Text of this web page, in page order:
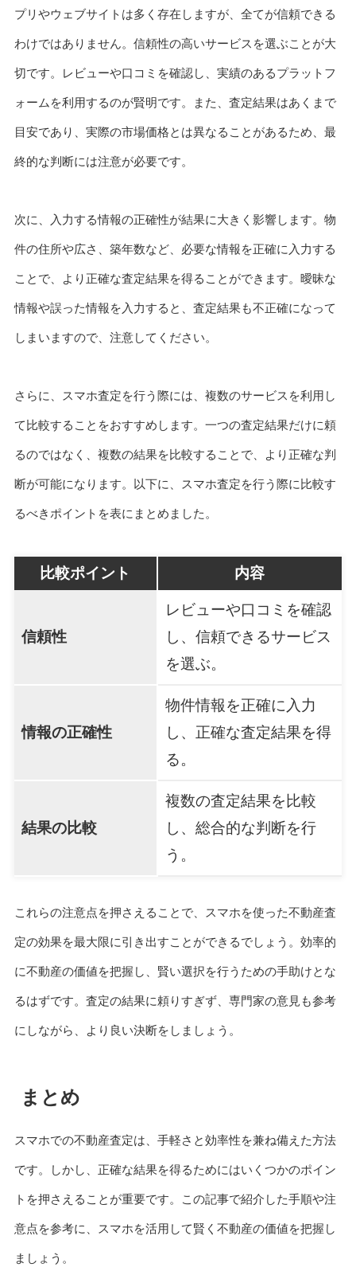
プリやウェブサイトは多く存在しますが、全てが信頼できる
わけではありません。信頼性の高いサービスを選ぶことが大
切です。レビューや口コミを確認し、実績のあるプラットフ
ォームを利用するのが賢明です。また、査定結果はあくまで
目安であり、実際の市場価格とは異なることがあるため、最
終的な判断には注意が必要です。
次に、入力する情報の正確性が結果に大きく影響します。物
件の住所や広さ、築年数など、必要な情報を正確に入力する
ことで、より正確な査定結果を得ることができます。曖昧な
情報や誤った情報を入力すると、査定結果も不正確になって
しまいますので、注意してください。
さらに、スマホ査定を行う際には、複数のサービスを利用し
て比較することをおすすめします。一つの査定結果だけに頼
るのではなく、複数の結果を比較することで、より正確な判
断が可能になります。以下に、スマホ査定を行う際に比較す
るべきポイントを表にまとめました。
比較ポイント 内容
信頼性
レビューや口コミを確認
し、信頼できるサービス
を選ぶ。
情報の正確性
物件情報を正確に入力
し、正確な査定結果を得
る。
結果の比較
複数の査定結果を比較
し、総合的な判断を行
う。
これらの注意点を押さえることで、スマホを使った不動産査
定の効果を最大限に引き出すことができるでしょう。効率的
に不動産の価値を把握し、賢い選択を行うための手助けとな
るはずです。査定の結果に頼りすぎず、専門家の意見も参考
にしながら、より良い決断をしましょう。
まとめ
スマホでの不動産査定は、手軽さと効率性を兼ね備えた方法
です。しかし、正確な結果を得るためにはいくつかのポイン
トを押さえることが重要です。この記事で紹介した手順や注
意点を参考に、スマホを活用して賢く不動産の価値を把握し
ましょう。